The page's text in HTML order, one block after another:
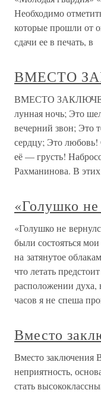
Необходимо
которые прошли от
сдачи ее в печать, в
ВМЕСТО
ВМЕСТО
лунная ночь; Это
вечерний звон; Это
сердцу; Это
её — грусть!
Рахманинова. В этих
«Голушко
«Голушко не
были состояться
на затянутое
что летать
расположении духа,
часов я не спеша
Вместо
Вместо заключения
неприятность,
стать